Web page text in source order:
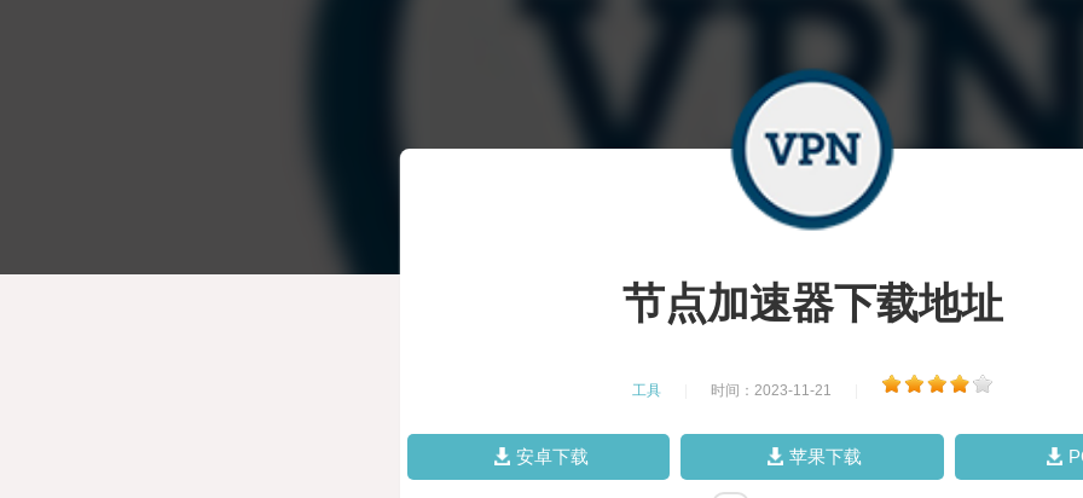
节点加速器下载地址
工具 时间：2023-11-21
安卓下载 苹果下载